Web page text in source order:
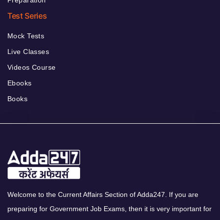
Test Series
Mock Tests
Live Classes
Videos Course
Ebooks
Books
Welcome to the Current Affairs Section of Adda247. If you are
preparing for Government Job Exams, then it is very important for